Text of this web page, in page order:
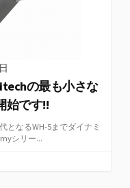
の最も小さな
始です!!
となるWH-5までダイナミ
シリー...